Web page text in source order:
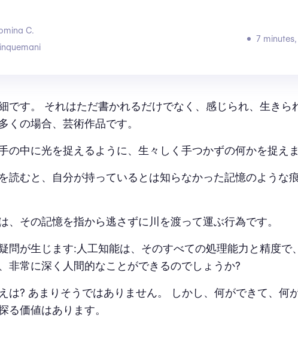
C.
7
です。 それはただ書かれるだけでなく、感じられ、生きら
くの場合、芸術作品です。
の中に光を捉えるように、生々しく手つかずの何かを捉えま
読むと、自分が持っているとは知らなかった記憶のような
、その記憶を指から逃さずに川を渡って運ぶ行為です。
問が生じます:人工知能は、そのすべての処理能力と精度で
非常に深く人間的なことができるのでしょうか?
は? あまりそうではありません。 しかし、何ができて、何
る価値はあります。